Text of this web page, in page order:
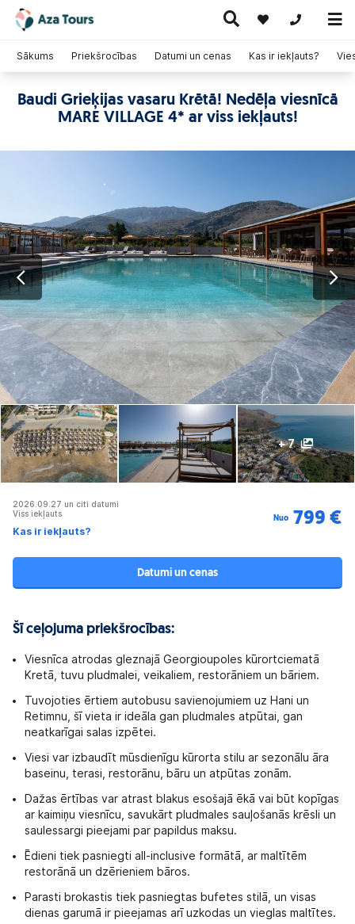
+371
Ceļojumi
pa Eiropu
Kruīzi
Karstie
piedāvājumi
Baudi Grieķijas vasaru Krētā! Nedēļa viesnīcā
MARE VILLAGE 4* ar viss iekļauts!
Sākums Priekšrocības Datumi un cenas Kas ir iekļauts?
+ 7
2026.09.27 un citi datumi
Viss iekļauts
Kas ir iekļauts?
Nuo 799 €
Datumi un cenas
Šī ceļojuma priekšrocības:
Viesnīca atrodas gleznajā Georgioupoles kūrortciematā
Kretā, tuvu pludmalei, veikaliem, restorāniem un bāriem.
Tuvojoties ērtiem autobusu savienojumiem uz Hani un
Retimnu, šī vieta ir ideāla gan pludmales atpūtai, gan
neatkarīgai salas izpētei.
Viesi var izbaudīt mūsdienīgu kūrorta stilu ar sezonālu āra
baseinu, terasi, restorānu, bāru un atpūtas zonām.
Dažas ērtības var atrast blakus esošajā ēkā vai būt kopīgas
ar kaimiņu viesnīcu, savukārt pludmales sauļošanās krēsli un
saulessargi pieejami par papildus maksu.
Ēdieni tiek pasniegti all-inclusive formātā, ar maltītēm
restorānā un dzērieniem bāros.
Parasti brokastis tiek pasniegtas bufetes stilā, un visas
dienas garumā ir pieejamas arī uzkodas un vieglas maltītes.